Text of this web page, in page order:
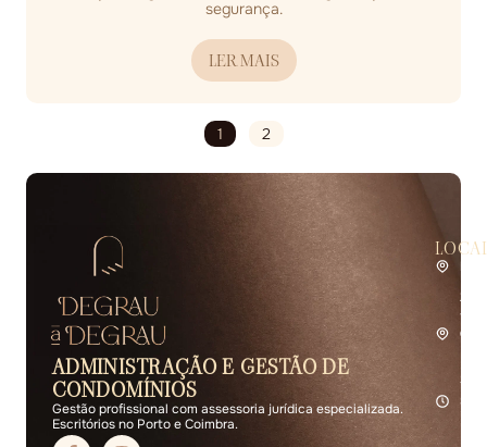
segurança.
LER MAIS
1 2
ADMINISTRAÇÃO E GESTÃO DE
CONDOMÍNIOS
Gestão profissional com assessoria jurídica especializada.
Escritórios no Porto e Coimbra.
2.º